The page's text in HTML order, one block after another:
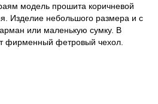
модель прошита коричневой
Изделие небольшого размера и с
или маленькую сумку. В
фирменный фетровый чехол.